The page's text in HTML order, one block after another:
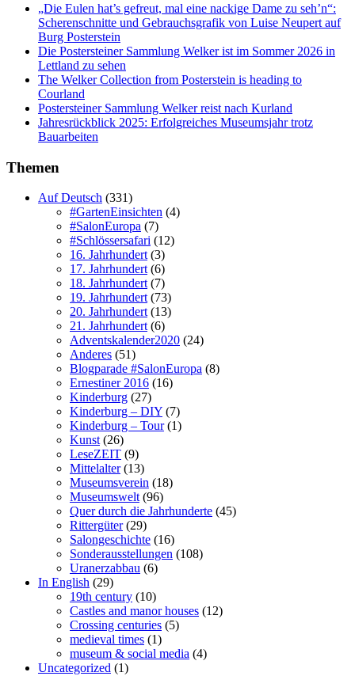
„Die Eulen hat’s gefreut, mal eine nackige Dame zu seh’n“:
Scherenschnitte und Gebrauchsgrafik von Luise Neupert auf
Burg Posterstein
Die Postersteiner Sammlung Welker ist im Sommer 2026 in
Lettland zu sehen
The Welker Collection from Posterstein is heading to
Courland
Postersteiner Sammlung Welker reist nach Kurland
Jahresrückblick 2025: Erfolgreiches Museumsjahr trotz
Bauarbeiten
Themen
Auf Deutsch (331)
#GartenEinsichten (4)
#SalonEuropa (7)
#Schlössersafari (12)
16. Jahrhundert (3)
17. Jahrhundert (6)
18. Jahrhundert (7)
19. Jahrhundert (73)
20. Jahrhundert (13)
21. Jahrhundert (6)
Adventskalender2020 (24)
Anderes (51)
Blogparade #SalonEuropa (8)
Ernestiner 2016 (16)
Kinderburg (27)
Kinderburg – DIY (7)
Kinderburg – Tour(1)
Kunst (26)
LeseZEIT (9)
Mittelalter(13)
Museumsverein (18)
Museumswelt (96)
Quer durch die Jahrhunderte (45)
Rittergüter(29)
Salongeschichte (16)
Sonderausstellungen (108)
Uranerzabbau (6)
In English (29)
19th century (10)
Castles and manor houses (12)
Crossing centuries (5)
medieval times (1)
museum & social media (4)
Uncategorized (1)